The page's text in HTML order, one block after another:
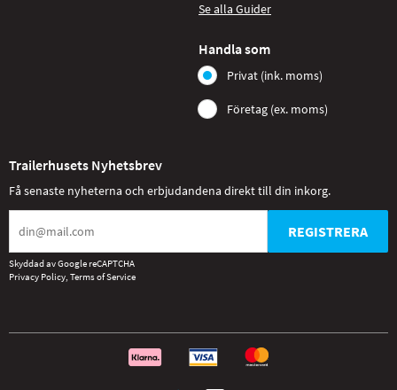
Se alla Guider
Handla som
Privat (ink. moms)
Företag (ex. moms)
Trailerhusets Nyhetsbrev
Få senaste nyheterna och erbjudandena direkt till din inkorg.
REGISTRERA
Skyddad av Google reCAPTCHA
Privacy Policy, Terms of Service